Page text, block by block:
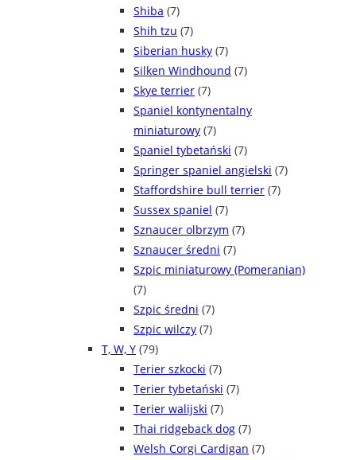
Shiba (7)
Shih tzu (7)
Siberian husky (7)
Silken Windhound (7)
Skye terrier (7)
Spaniel kontynentalny
miniaturowy (7)
Spaniel tybetański (7)
Springer spaniel angielski (7)
Staffordshire bull terrier (7)
Sussex spaniel (7)
Sznaucer olbrzym (7)
Sznaucer średni (7)
Szpic miniaturowy (Pomeranian)
(7)
Szpic średni (7)
Szpic wilczy (7)
T, W, Y (79)
Terier szkocki (7)
Terier tybetański (7)
Terier walijski (7)
Thai ridgeback dog (7)
Welsh Corgi Cardigan (7)